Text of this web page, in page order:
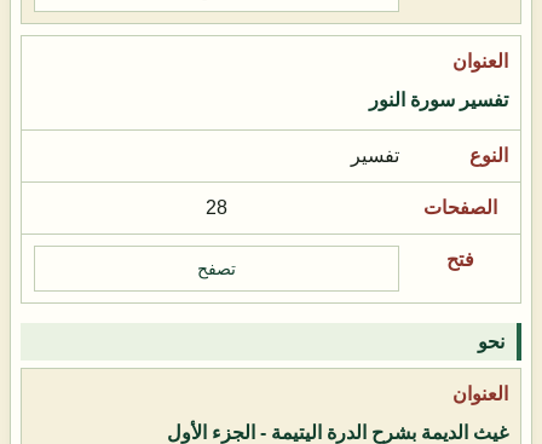
تفسير سورة النور
تفسير
28
تصفح
نحو
غيث الديمة بشرح الدرة اليتيمة - الجزء الأول